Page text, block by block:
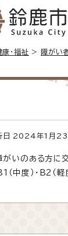
康・福祉 > 障がい
2024年1月23
いのある方に
（中度）・B2（